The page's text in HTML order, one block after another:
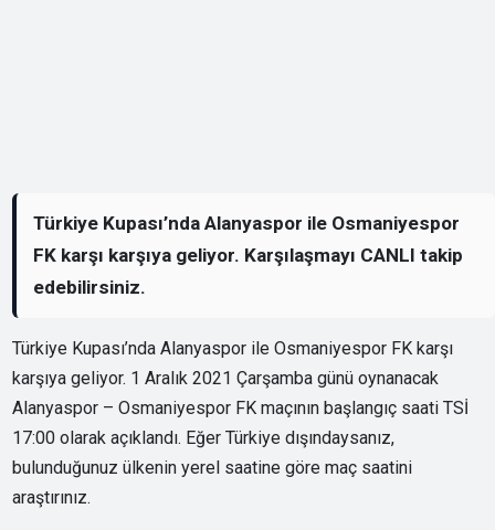
Türkiye Kupası’nda Alanyaspor ile Osmaniyespor
FK karşı karşıya geliyor. Karşılaşmayı CANLI takip
edebilirsiniz.
Türkiye Kupası’nda Alanyaspor ile Osmaniyespor FK karşı
karşıya geliyor. 1 Aralık 2021 Çarşamba günü oynanacak
Alanyaspor – Osmaniyespor FK maçının başlangıç saati TSİ
17:00 olarak açıklandı. Eğer Türkiye dışındaysanız,
bulunduğunuz ülkenin yerel saatine göre maç saatini
araştırınız.